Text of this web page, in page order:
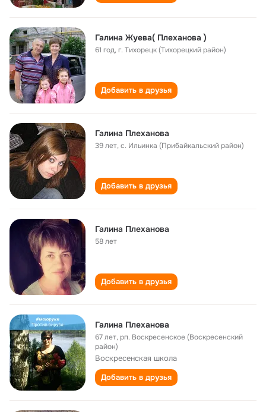
Галина Жуева( Плеханова )
61 год,г. Тихорецк (Тихорецкий район)
Добавить в друзья
Галина Плеханова
39 лет,с. Ильинка (Прибайкальский район)
Добавить в друзья
Галина Плеханова
58 лет
Добавить в друзья
Галина Плеханова
67 лет,рп. Воскресенское (Воскресенский
район)
Воскресенская школа
Добавить в друзья